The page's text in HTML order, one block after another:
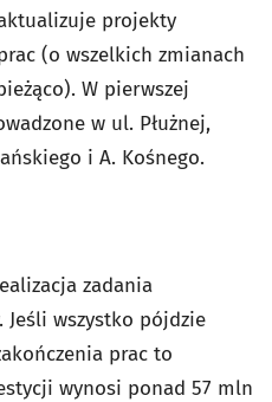
projekty
(o wszelkich zmianach
W pierwszej
w ul. Płużnej,
i A. Kośnego.
zadania
wszystko pójdzie
prac to
wynosi ponad 57 mln